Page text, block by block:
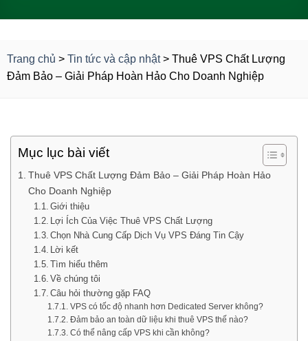
Trang chủ > Tin tức và cập nhật> Thuê VPS Chất Lượng
Đảm Bảo – Giải Pháp Hoàn Hảo Cho Doanh Nghiệp
Mục lục bài viết
Thuê VPS Chất Lượng Đảm Bảo – Giải Pháp Hoàn Hảo
Cho Doanh Nghiệp
Giới thiệu
Lợi Ích Của Việc Thuê VPS Chất Lượng
Chọn Nhà Cung Cấp Dịch Vụ VPS Đáng Tin Cậy
Lời kết
Tìm hiểu thêm
Về chúng tôi
Câu hỏi thường gặp FAQ
VPS có tốc độ nhanh hơn Dedicated Server không?
Đảm bảo an toàn dữ liệu khi thuê VPS thế nào?
Có thể nâng cấp VPS khi cần không?